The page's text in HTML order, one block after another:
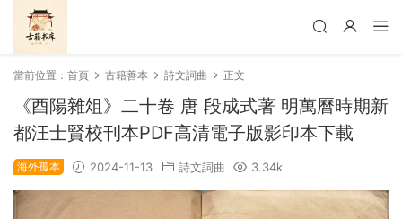
當前位置： 首頁 古籍善本 詩文詞曲 正文
《酉陽雜俎》二十卷 唐 段成式著 明萬曆時期新
都汪士賢校刊本PDF高清電子版影印本下載
海外孤本 2024-11-13 詩文詞曲 3.34k